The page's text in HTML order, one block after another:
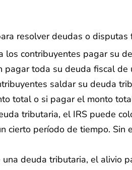
resolver deudas o
los contribuyentes pagar su
toda su deuda fiscal de
saldar su deuda
total o si pagar el monto
tributaria, el IRS puede
período de tiempo.
deuda tributaria, el alivio